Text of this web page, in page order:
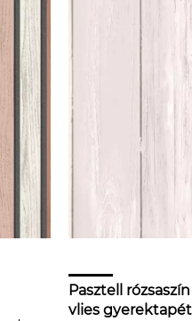
Pasztell
vlies